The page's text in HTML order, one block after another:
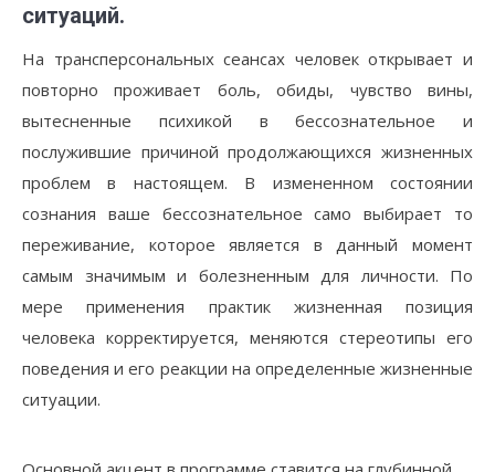
ситуаций.
На трансперсональных сеансах человек открывает и
повторно проживает боль, обиды, чувство вины,
вытесненные психикой в бессознательное и
послужившие причиной продолжающихся жизненных
проблем в настоящем. В измененном состоянии
сознания ваше бессознательное само выбирает то
переживание, которое является в данный момент
самым значимым и болезненным для личности. По
мере применения практик жизненная позиция
человека корректируется, меняются стереотипы его
поведения и его реакции на определенные жизненные
ситуации.